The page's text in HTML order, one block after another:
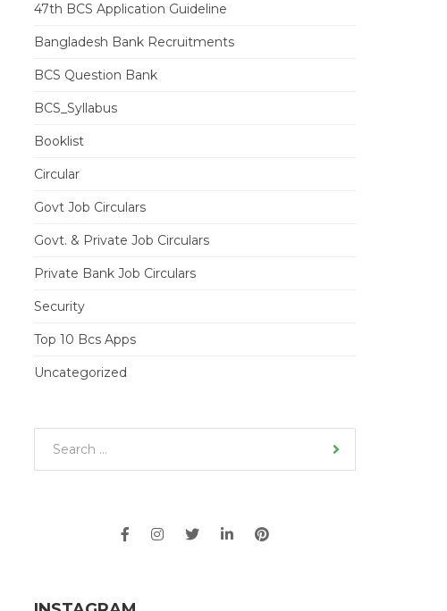
47th BCS Application Guideline
Bangladesh Bank Recruitments
BCS Question Bank
BCS_Syllabus
Booklist
Circular
Govt Job Circulars
Govt. & Private Job Circulars
Private Bank Job Circulars
Security
Top 10 Bcs Apps
Uncategorized